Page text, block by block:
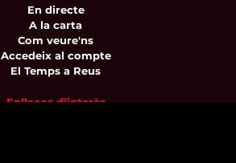
En directe
A la carta
Com veure'ns
Accedeix al compte
El Temps a Reus
Enllaços d’interès